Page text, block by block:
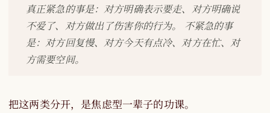
真正紧急的事是：对方明确表示要走、对方明确说
不爱了、对方做出了伤害你的行为。 不紧急的事
是：对方回复慢、对方今天有点冷、对方在忙、对
方需要空间。
把这两类分开，是焦虑型一辈子的功课。